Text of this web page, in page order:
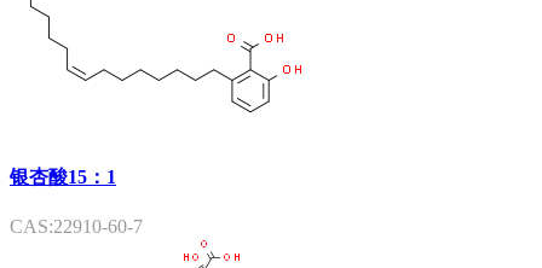
银杏酸15：1
CAS:22910-60-7